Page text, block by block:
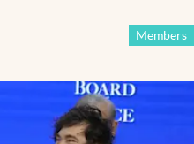
Members